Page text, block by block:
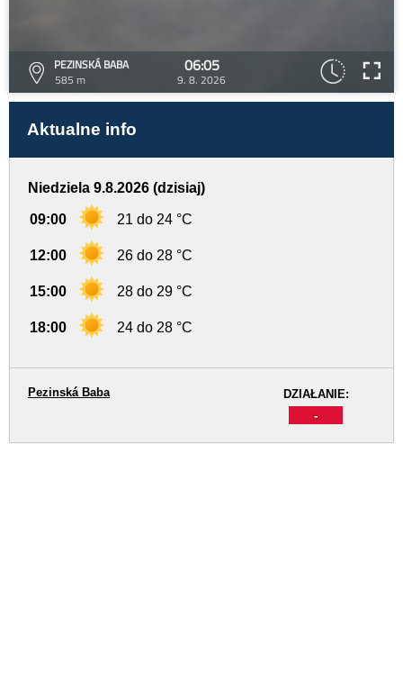
PEZINSKÁ BABA
585 m
06:05
9. 8. 2026
Aktualne info
Niedziela 9.8.2026 (dzisiaj)
09:00 21 do 24 °C
12:00 26 do 28 °C
15:00 28 do 29 °C
18:00 24 do 28 °C
DZIAŁANIE:
-
Pezinská Baba